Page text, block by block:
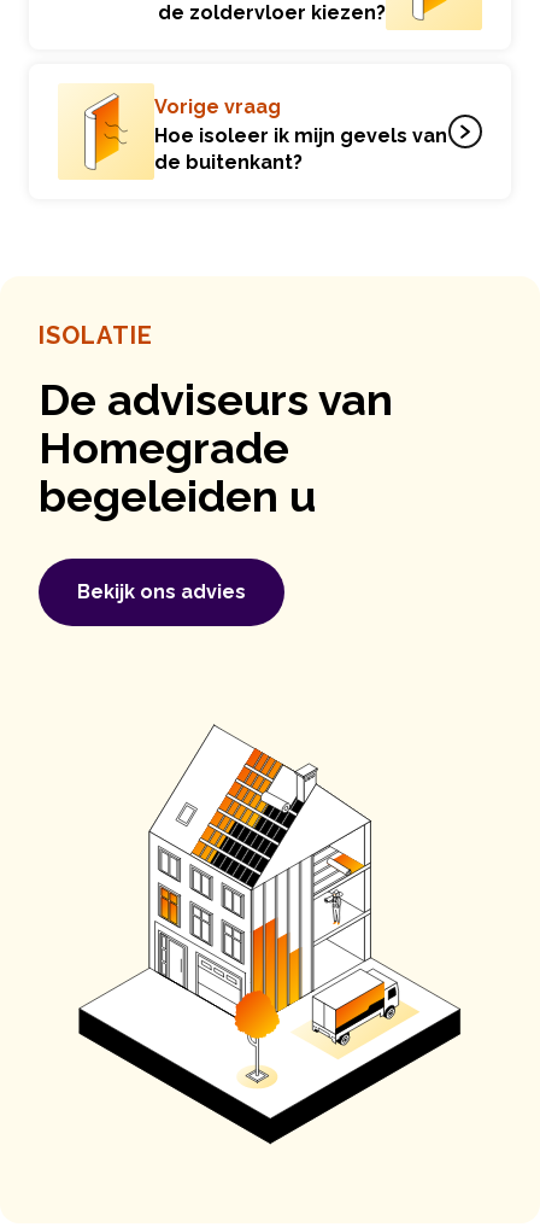
de zoldervloer kiezen?
Vorige vraag
Hoe isoleer ik mijn gevels van
de buitenkant?
ISOLATIE
De adviseurs van
Homegrade
begeleiden u
Bekijk ons ​​advies